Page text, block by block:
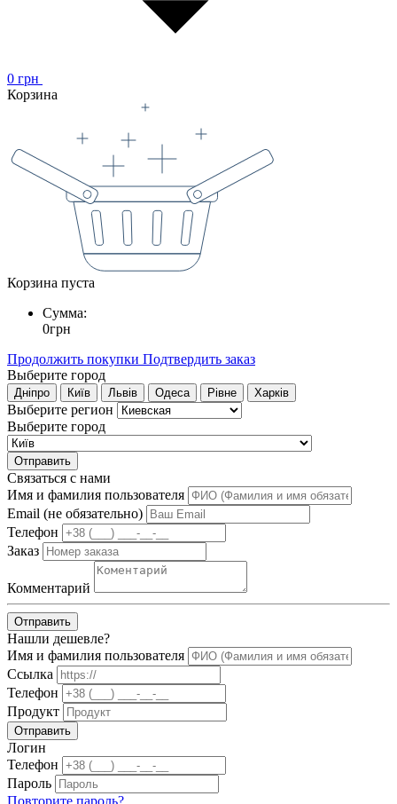
0 грн
Корзина
Корзина пуста
Сумма:
0грн
Продолжить покупки Подтвердить заказ
Выберите город
Дніпро Київ Львів Одеса Рівне Харків
Выберите регион
Выберите город
Отправить
Связаться с нами
Имя и фамилия пользователя
Email (не обязательно)
Телефон
Заказ
Комментарий
Отправить
Нашли дешевле?
Имя и фамилия пользователя
Ссылка
Телефон
Продукт
Отправить
Логин
Телефон
Пароль
Повторите пароль?